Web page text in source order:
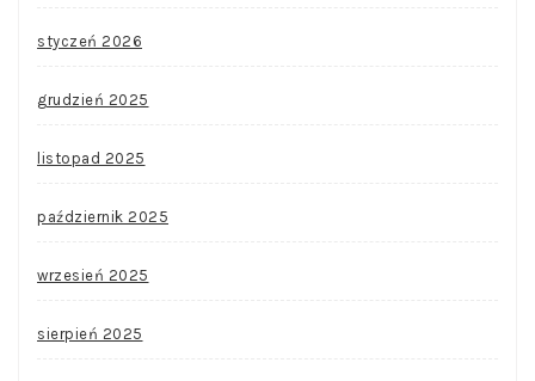
styczeń 2026
grudzień 2025
listopad 2025
październik 2025
wrzesień 2025
sierpień 2025